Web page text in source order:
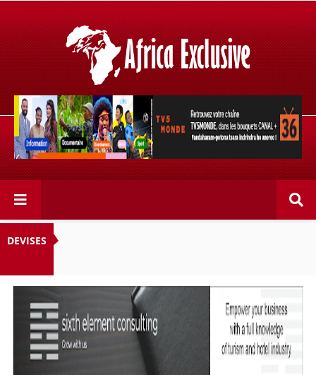
Retrouvez votre chaîne @TV5MONDE, dans les bouquets
CANAL+ 36 . Fandaharam-potoana tsara indrindra ho
anareo!
DEVISES